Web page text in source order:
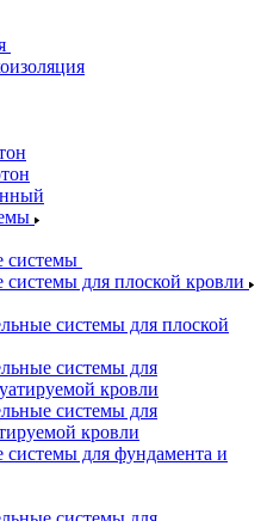
системы
системы для плоской кровли
системы для плоской
системы для
кровли
системы для
кровли
системы для фундамента и